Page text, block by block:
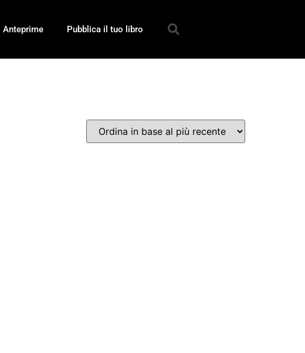
Anteprime Pubblica il tuo libro